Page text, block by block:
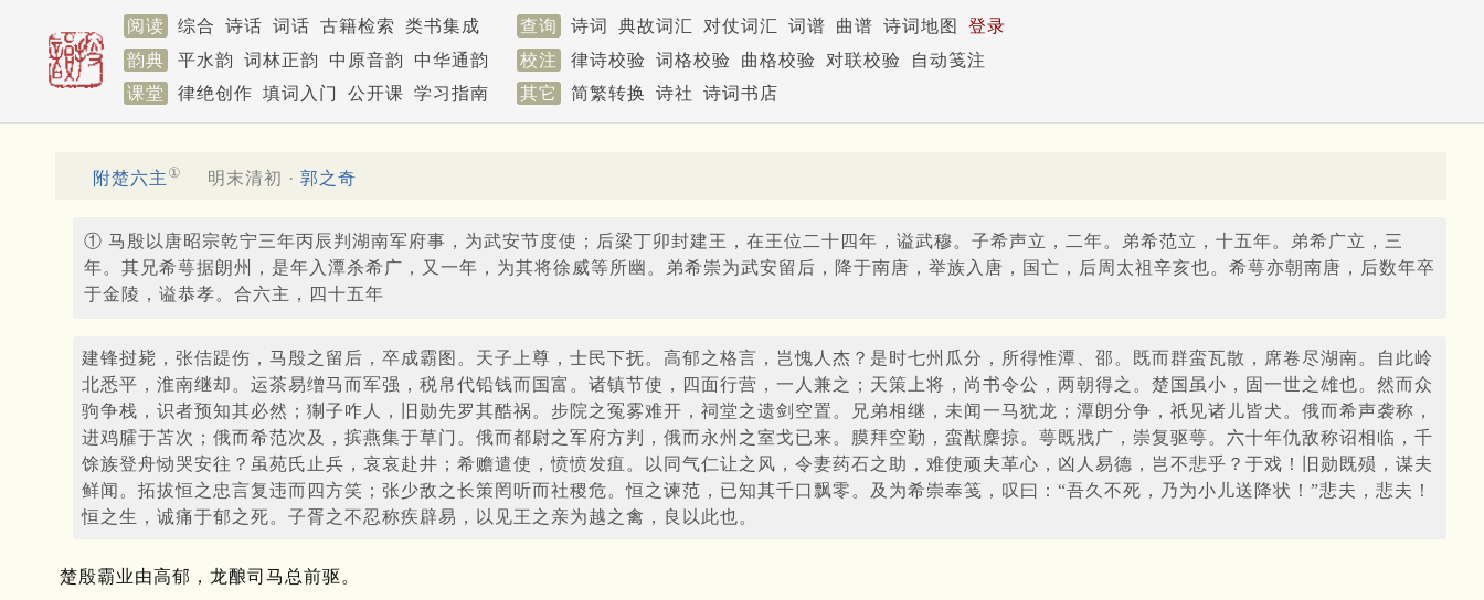
阅读 综合 诗话 词话 古籍检索 类书集成 查询 诗词 典故词汇 对仗词汇 词谱 曲谱 诗词地图
登录
韵典
平水韵 词林正韵 中原音韵 中华通韵 校注 律诗校验 词格校验 曲格校验 对联校验
自动笺注
课堂
律绝创作 填词入门 公开课 学习指南 其它 简繁转换 诗社 诗词书店
附楚六主 ① 明末清初 · 郭之奇
① 马殷以唐昭宗乾宁三年丙辰判湖南军府事，为武安节度使；后梁丁卯封建王，在王位二十四年，谥武穆。子希声立，二年。弟希范立，十五年。弟希广立，三
年。其兄希萼据朗州，是年入潭杀希广，又一年，为其将徐威等所幽。弟希崇为武安留后，降于南唐，举族入唐，国亡，后周太祖辛亥也。希萼亦朝南唐，后数年卒
于金陵，谥恭孝。合六主，四十五年
建锋挝毙，张佶踶伤，马殷之留后，卒成霸图。天子上尊，士民下抚。高郁之格言，岂愧人杰？是时七州瓜分，所得惟潭、邵。既而群蛮瓦散，席卷尽湖南。自此岭
北悉平，淮南继却。运茶易缯马而军强，税帛代铅钱而国富。诸镇节使，四面行营，一人兼之；天策上将，尚书令公，两朝得之。楚国虽小，固一世之雄也。然而众
驹争栈，识者预知其必然；猘子咋人，旧勋先罗其酷祸。步院之冤雾难开，祠堂之遗剑空置。兄弟相继，未闻一马犹龙；潭朗分争，祇见诸儿皆犬。俄而希声袭称，
进鸡臛于苫次；俄而希范次及，摈燕集于草门。俄而都尉之军府方判，俄而永州之室戈已来。膜拜空勤，蛮猷麇掠。萼既戕广，崇复驱萼。六十年仇敌称诏相临，千
馀族登舟恸哭安往？虽苑氏止兵，哀哀赴井；希赡遣使，愤愤发疽。以同气仁让之风，令妻药石之助，难使顽夫革心，凶人易德，岂不悲乎？于戏！旧勋既殒，谋夫
鲜闻。拓拔恒之忠言复违而四方笑；张少敌之长策罔听而社稷危。恒之谏范，已知其千口飘零。及为希崇奉笺，叹曰：“吾久不死，乃为小儿送降状！”悲夫，悲夫！
恒之生，诚痛于郁之死。子胥之不忍称疾辟易，以见王之亲为越之禽，良以此也。
楚殷霸业由高郁，龙酿司马总前驱。